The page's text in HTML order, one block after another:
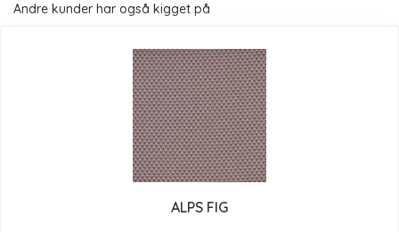
Andre kunder har også kigget på
ALPS FIG